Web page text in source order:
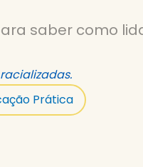
saber como
Prática